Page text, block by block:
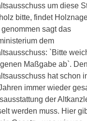
um diese
bitte, findet
sagt das
dem
`Bitte
Maßgabe ab`.
hat schon
immer wieder
der
werden muss. Hier